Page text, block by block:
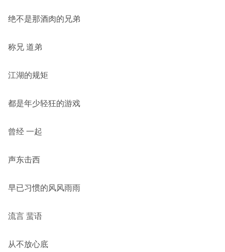
绝不是那酒肉的兄弟
称兄 道弟
江湖的规矩
都是年少轻狂的游戏
曾经 一起
声东击西
早已习惯的风风雨雨
流言 蜚语
从不放心底